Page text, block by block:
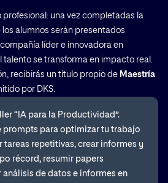
una vez completadas la
alumnos serán presentados
líder e innovadora en
se transforma en impacto real.
recibirás un título propio de Maestría
por DKS.
“IA para la Productividad”.
prompts para optimizar tu trabajo
repetitivas, crear informes y
récord, resumir papers
de datos e informes en